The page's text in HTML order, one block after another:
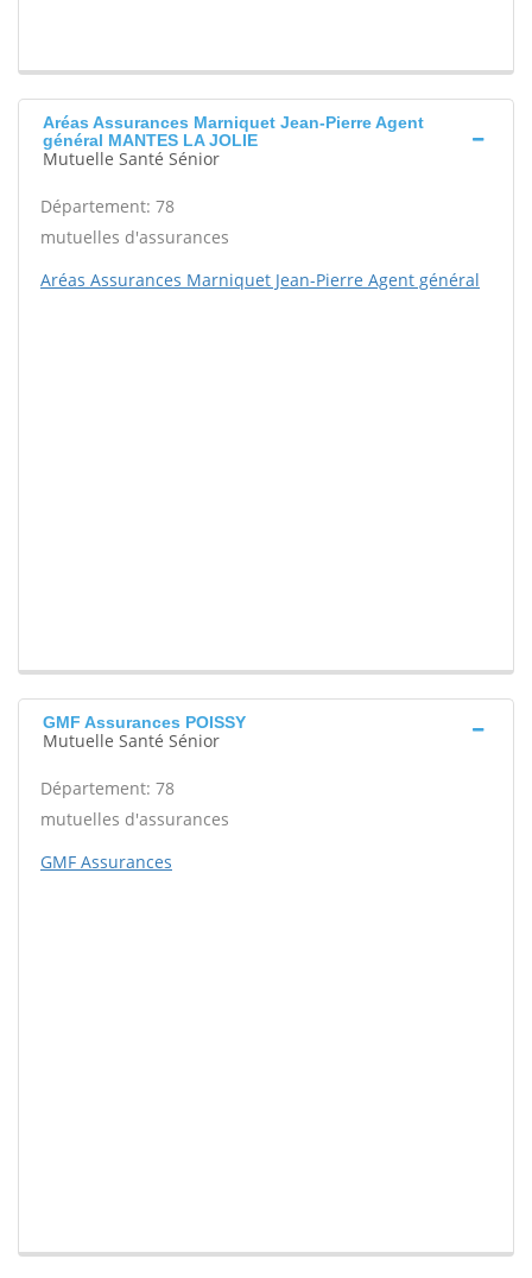
Aréas Assurances Marniquet Jean-Pierre Agent
général MANTES LA JOLIE
Mutuelle Santé Sénior
Département: 78
mutuelles d'assurances
Aréas Assurances Marniquet Jean-Pierre Agent général
GMF Assurances POISSY
Mutuelle Santé Sénior
Département: 78
mutuelles d'assurances
GMF Assurances